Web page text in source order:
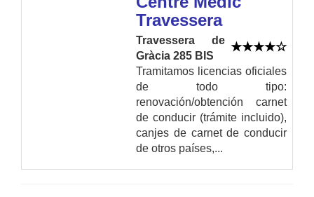
Travessera
Travessera de
Gràcia 285 BIS
Tramitamos licencias oficiales
de todo tipo:
renovación/obtención carnet
de conducir (trámite incluido),
canjes de carnet de conducir
de otros países,...